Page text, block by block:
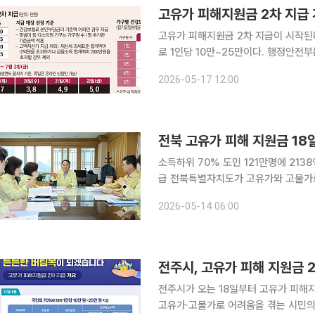
고유가 피해지원금 2차 지
고유가 피해지원금 2차 지급이 시작
로 1인당 10만~25만이다. 행정안전부는 18일부터 7월 3일까지 고유가 피해지원금을 접수·지급한
다. 첫 지급일인 18일(월요일)에는 출
2026-05-17 12:00
전북 고유가 피해 지원금
소득하위 70% 도민 121만명에
급 전북특별자치도가 고유가와 고물가로 어려움을 겪는 도민을 지원하기 위해 고유가 피해지원금 2
차 점검회의를 열고, 18일부터 시작
2026-05-14 06:00
전주시, 고유가 피해 지원금
전주시가 오는 18일부터 고유가 피해지원금 2차 신청
고유가·고물가로 어려움을 겪는 시민